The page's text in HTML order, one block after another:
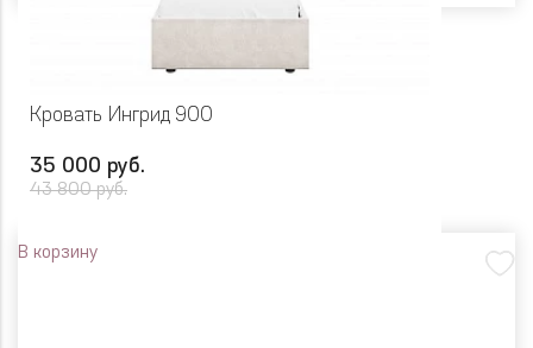
Кровать Ингрид 900
35 000 руб.
43 800 руб.
В корзину